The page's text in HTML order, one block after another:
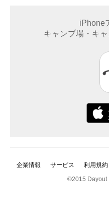
iPhone
キャンプ場・キ
企業情報 サービス 利用規約
©2015 Dayout